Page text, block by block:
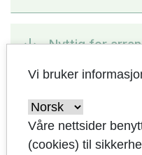
Nyttig for
Vi bruker
Våre nettsider
(cookies) til